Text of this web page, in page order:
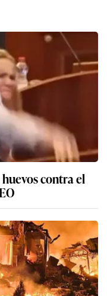
contra el